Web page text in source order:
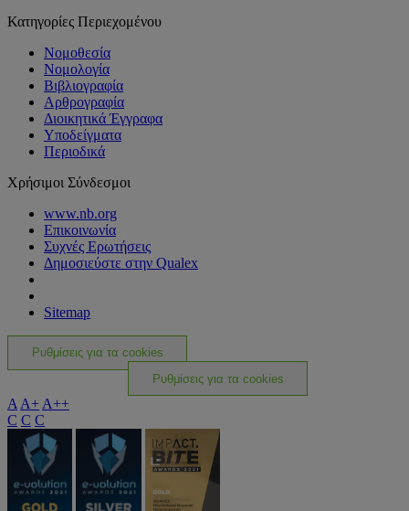
Κατηγορίες Περιεχομένου
Νομοθεσία
Νομολογία
Βιβλιογραφία
Αρθρογραφία
Διοικητικά Έγγραφα
Υποδείγματα
Περιοδικά
Χρήσιμοι Σύνδεσμοι
www.nb.org
Επικοινωνία
Συχνές Ερωτήσεις
Δημοσιεύστε στην Qualex
Sitemap
Ρυθμίσεις για τα cookies
Ρυθμίσεις για τα cookies
A A+ A++
C C C